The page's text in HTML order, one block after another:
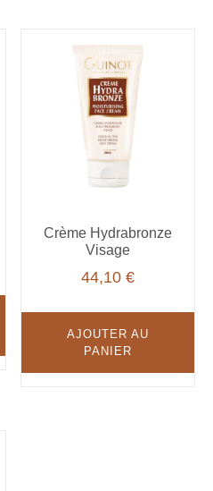
Crème Hydrabronze
Visage
44,10€
AJOUTER AU
PANIER